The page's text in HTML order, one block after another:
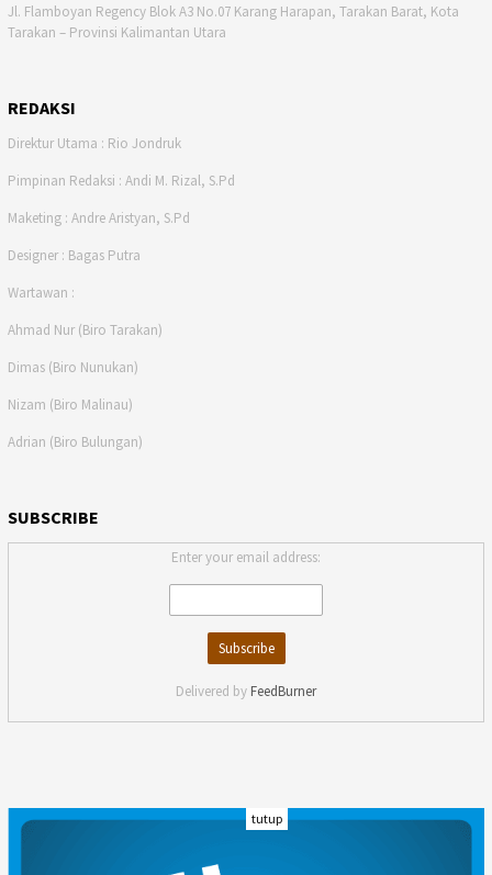
Jl. Flamboyan Regency Blok A3 No.07 Karang Harapan, Tarakan Barat, Kota
Tarakan – Provinsi Kalimantan Utara
REDAKSI
Direktur Utama : Rio Jondruk
Pimpinan Redaksi : Andi M. Rizal, S.Pd
Maketing : Andre Aristyan, S.Pd
Designer : Bagas Putra
Wartawan :
Ahmad Nur (Biro Tarakan)
Dimas (Biro Nunukan)
Nizam (Biro Malinau)
Adrian (Biro Bulungan)
SUBSCRIBE
Enter your email address:
Delivered by FeedBurner
tutup